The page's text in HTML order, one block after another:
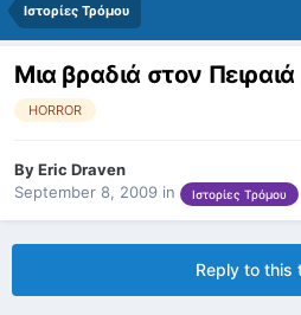
Ιστορίες Τρόμου
Μια βραδιά στον Πειραιά
HORROR
ByEric Draven
September 8, 2009 in Ιστορίες Τρόμου
Reply to this